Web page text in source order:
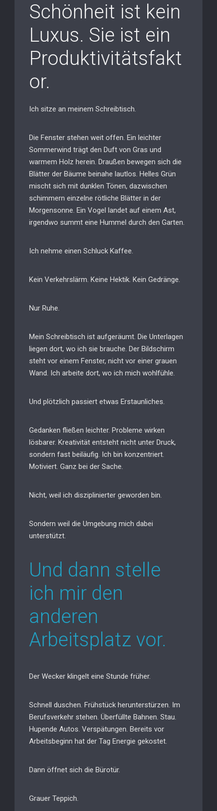
Schönheit ist kein
Luxus. Sie ist ein
Produktivitätsfakt
or.
Ich sitze an meinem Schreibtisch.
Die Fenster stehen weit offen. Ein leichter
Sommerwind trägt den Duft von Gras und
warmem Holz herein. Draußen bewegen sich die
Blätter der Bäume beinahe lautlos. Helles Grün
mischt sich mit dunklen Tönen, dazwischen
schimmern einzelne rötliche Blätter in der
Morgensonne. Ein Vogel landet auf einem Ast,
irgendwo summt eine Hummel durch den Garten.
Ich nehme einen Schluck Kaffee.
Kein Verkehrslärm. Keine Hektik. Kein Gedränge.
Nur Ruhe.
Mein Schreibtisch ist aufgeräumt. Die Unterlagen
liegen dort, wo ich sie brauche. Der Bildschirm
steht vor einem Fenster, nicht vor einer grauen
Wand. Ich arbeite dort, wo ich mich wohlfühle.
Und plötzlich passiert etwas Erstaunliches.
Gedanken fließen leichter. Probleme wirken
lösbarer. Kreativität entsteht nicht unter Druck,
sondern fast beiläufig. Ich bin konzentriert.
Motiviert. Ganz bei der Sache.
Nicht, weil ich disziplinierter geworden bin.
Sondern weil die Umgebung mich dabei
unterstützt.
Und dann stelle
ich mir den
anderen
Arbeitsplatz vor.
Der Wecker klingelt eine Stunde früher.
Schnell duschen. Frühstück herunterstürzen. Im
Berufsverkehr stehen. Überfüllte Bahnen. Stau.
Hupende Autos. Verspätungen. Bereits vor
Arbeitsbeginn hat der Tag Energie gekostet.
Dann öffnet sich die Bürotür.
Grauer Teppich.